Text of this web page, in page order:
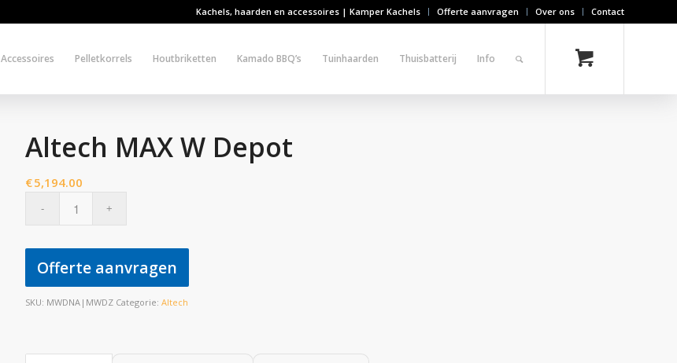
Kachels, haarden en accessoires | Kamper Kachels Offerte aanvragen Over ons Contact
Accessoires Pelletkorrels Houtbriketten Kamado BBQ’s Tuinhaarden Thuisbatterij Info
Altech MAX W Depot
€5,194.00
Offerte aanvragen
SKU: MWDNA|MWDZ Categorie:Altech